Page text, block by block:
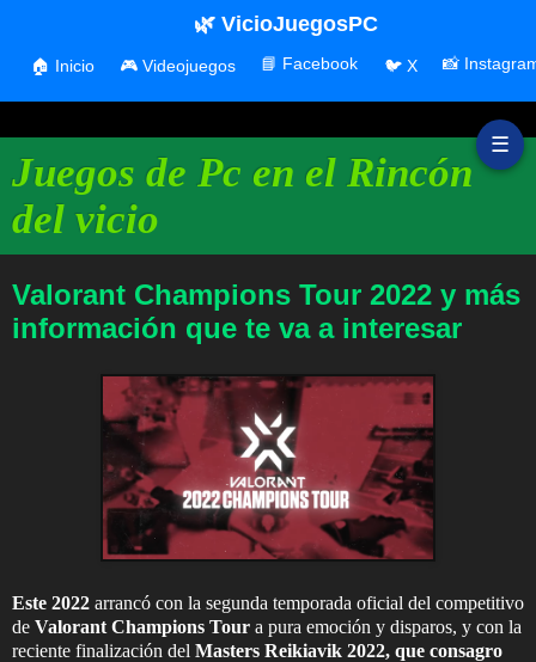
☰
Juegos de Pc en el Rincón
del vicio
🌿 VicioJuegosPC
🏠 Inicio 🎮 Videojuegos 📘 Facebook 🐦 X 📸
Valorant Champions Tour 2022 y más
información que te va a interesar
Este 2022 arrancó con la segunda temporada oficial del competitivo
de Valorant Champions Tour a pura emoción y disparos, y con la
reciente finalización del Masters Reikiavik 2022, que consagro